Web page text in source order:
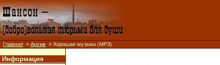
Главная » Архив » Хорошая музыка (MP3)
Информация